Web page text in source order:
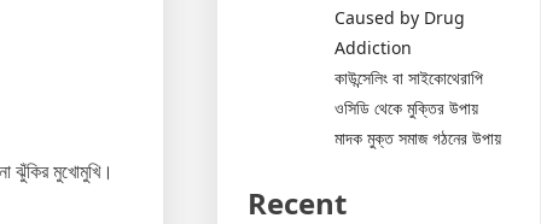
ঝুঁকির মুখোমুখি।
Caused by Drug
Addiction
কাউন্সেলিং বা সাইকোথেরাপি
ওসিডি থেকে মুক্তির উপায়
মাদক মুক্ত সমাজ গঠনের উপায়
Recent